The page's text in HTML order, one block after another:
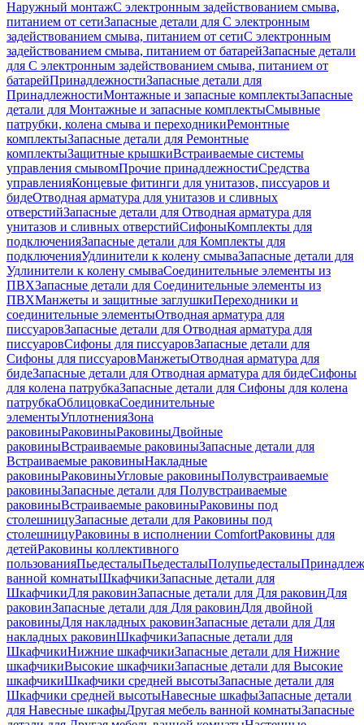
Наружный монтажС электронным задействованием смыва,
питанием от сетиЗапасные детали для С электронным
задействованием смыва, питанием от сетиС электронным
задействованием смыва, питанием от батарейЗапасные детали
для С электронным задействованием смыва, питанием от
батарейПринадлежностиЗапасные детали для
ПринадлежностиМонтажные и запасные комплектыЗапасные
детали для Монтажные и запасные комплектыСмывные
патрубки, колена смыва и переходникиРемонтные
комплектыЗапасные детали для Ремонтные
комплектыЗащитные крышкиВстраиваемые системы
управления смывомПрочие принадлежностиСредства
управленияКонцевые фитинги для унитазов, писсуаров и
бидеОтводная арматура для унитазов и сливных
отверстийЗапасные детали для Отводная арматура для
унитазов и сливных отверстийСифоныКомплекты для
подключенияЗапасные детали для Комплекты для
подключенияУдлинители к колену смываЗапасные детали для
Удлинители к колену смываСоединительные элементы из
ПВХЗапасные детали для Соединительные элементы из
ПВХМанжеты и защитные заглушкиПереходники и
соединительные элементыОтводная арматура для
писсуаровЗапасные детали для Отводная арматура для
писсуаровCифоны для писсуаровЗапасные детали для
Cифоны для писсуаровМанжетыОтводная арматура для
бидеЗапасные детали для Отводная арматура для бидеСифоны
для колена патрубкаЗапасные детали для Сифоны для колена
патрубкаОблицовкаСоединительные
элементыУплотненияЗона
раковиныРаковиныРаковиныДвойные
раковиныВстраиваемые раковиныЗапасные детали для
Встраиваемые раковиныНакладные
раковиныРаковиныУгловые раковиныПолувстраиваемые
раковиныЗапасные детали для Полувстраиваемые
раковиныВстраиваемые раковиныРаковины под
столешницуЗапасные детали для Раковины под
столешницуРаковины в исполнении ComfortPаковины для
детейРаковины коллективного
пользованияПьедесталыПьедесталыПолупьедесталы
ванной комнатыШкафчикиЗапасные детали для
ШкафчикиДля раковинЗапасные детали для Для раковинДля
раковинЗапасные детали для Для раковинДля двойной
раковиныДля накладных pаковинЗапасные детали для Для
накладных pаковинШкафчикиЗапасные детали для
ШкафчикиНижние шкафчикиЗапасные детали для Нижние
шкафчикиВысокие шкафчикиЗапасные детали для Высокие
шкафчикиШкафчики средней высотыЗапасные детали для
Шкафчики средней высотыНавесные шкафыЗапасные детали
для Навесные шкафыДругая мебель ванной комнатыЗапасные